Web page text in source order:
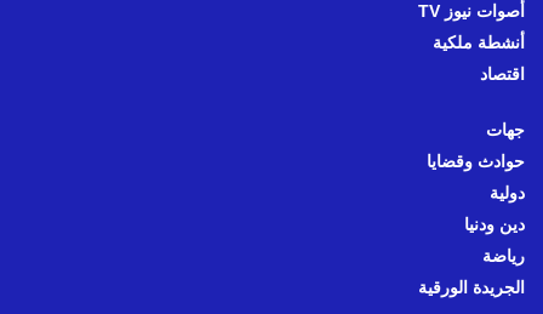
أصوات نيوز TV
أنشطة ملكية
اقتصاد
جهات
حوادث وقضايا
دولية
دين ودنيا
رياضة
الجريدة الورقية